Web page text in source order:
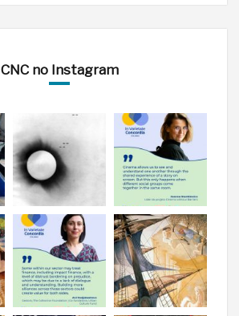
CNC no Instagram